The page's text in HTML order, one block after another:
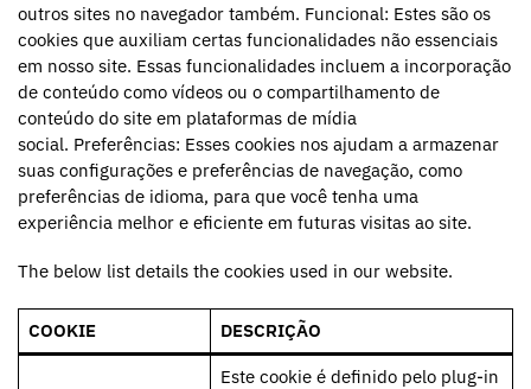
outros sites no navegador também. Funcional: Estes são os
cookies que auxiliam certas funcionalidades não essenciais
em nosso site. Essas funcionalidades incluem a incorporação
de conteúdo como vídeos ou o compartilhamento de
conteúdo do site em plataformas de mídia
social. Preferências: Esses cookies nos ajudam a armazenar
suas configurações e preferências de navegação, como
preferências de idioma, para que você tenha uma
experiência melhor e eficiente em futuras visitas ao site.
The below list details the cookies used in our website.
COOKIE DESCRIÇÃO
Este cookie é definido pelo plug-in